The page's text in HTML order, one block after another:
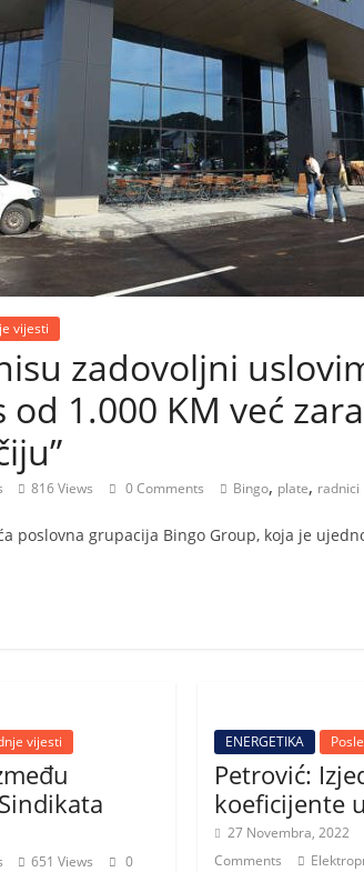
vijesti
zadovoljni
1.000 KM već
816 Views 0 Comments Bingo, plate, radnici
poslovna grupacija Bingo Group, koja je
vijesti
651 Views
0
ENERGETIKA
Petrović:
koeficijente
27 Novembra, 2022
Comments